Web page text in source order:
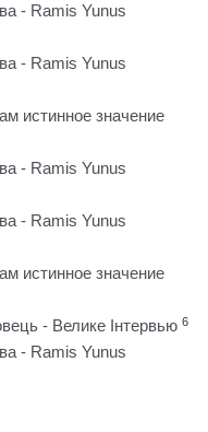
- Ramis Yunus
- Ramis Yunus
истинное значение
- Ramis Yunus
- Ramis Yunus
истинное значение
- Велике Інтервью 6
- Ramis Yunus